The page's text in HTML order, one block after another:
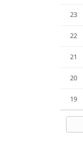
23
22
21
20
19